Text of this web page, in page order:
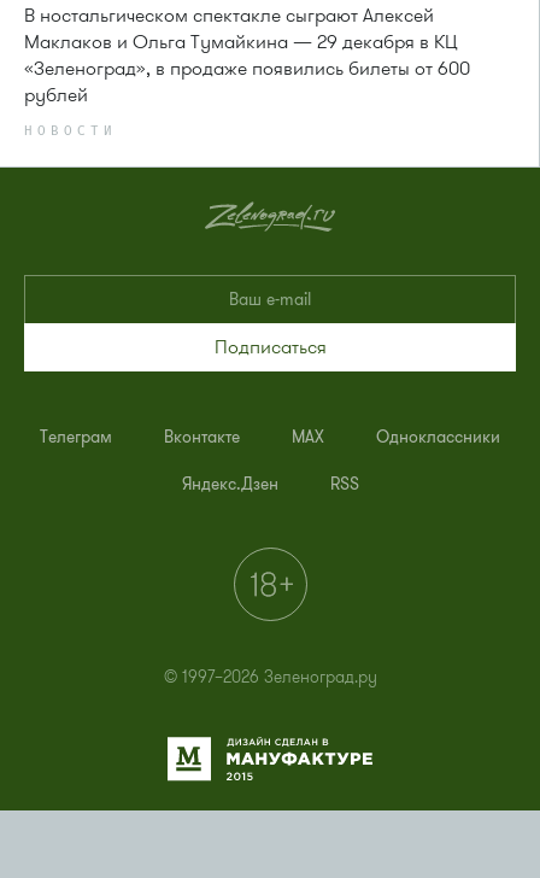
В ностальгическом спектакле сыграют Алексей
Маклаков и Ольга Тумайкина — 29 декабря в КЦ
«Зеленоград», в продаже появились билеты от 600
рублей
НОВОСТИ
Подписаться
Телеграм Вконтакте MAX Одноклассники
Яндекс.Дзен RSS
© 1997–2026 Зеленоград.ру